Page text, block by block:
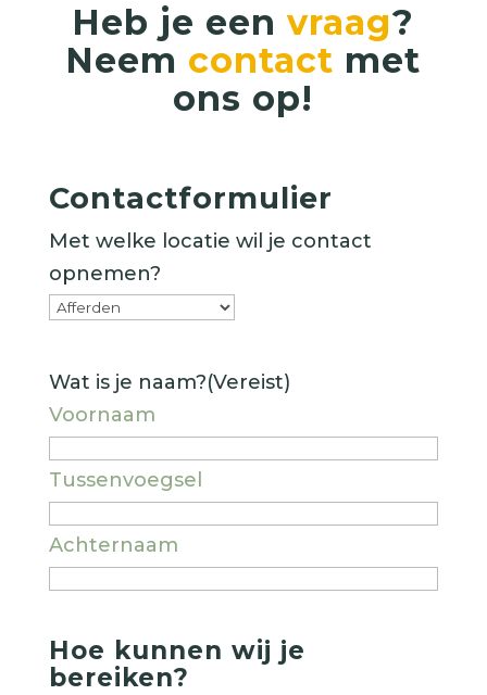
Heb je eenvraag?
Neem contact met
ons op!
Contactformulier
Met welke locatie wil je contact
opnemen?
Wat is je naam?(Vereist)
Voornaam
Tussenvoegsel
Achternaam
Hoe kunnen wij je
bereiken?